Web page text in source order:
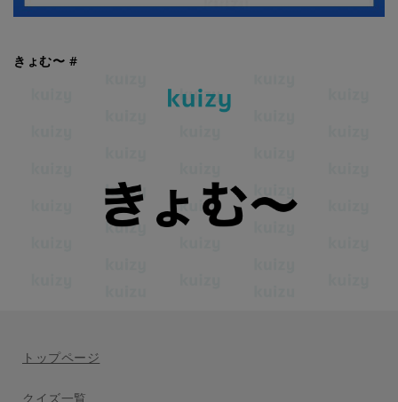
きょむ〜 #
トップページ
クイズ一覧